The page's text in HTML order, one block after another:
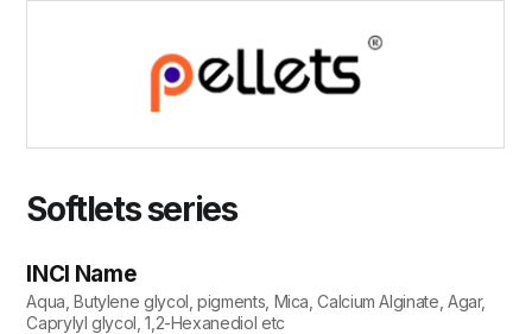
Softlets series
INCI Name
Aqua, Butylene glycol, pigments, Mica, Calcium Alginate, Agar,
Caprylyl glycol, 1,2-Hexanediol etc